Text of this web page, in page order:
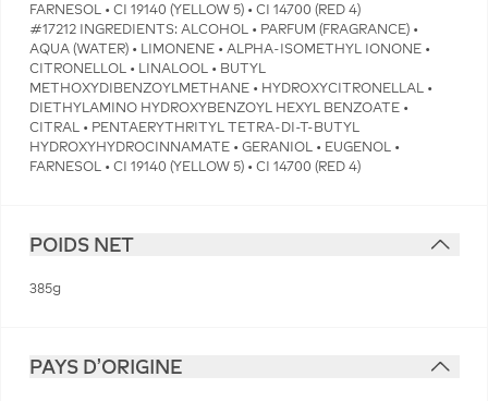
FARNESOL • CI 19140 (YELLOW 5) • CI 14700 (RED 4)
#17212 INGREDIENTS: ALCOHOL • PARFUM (FRAGRANCE) •
AQUA (WATER) • LIMONENE • ALPHA-ISOMETHYL IONONE •
CITRONELLOL • LINALOOL • BUTYL
METHOXYDIBENZOYLMETHANE • HYDROXYCITRONELLAL •
DIETHYLAMINO HYDROXYBENZOYL HEXYL BENZOATE •
CITRAL • PENTAERYTHRITYL TETRA-DI-T-BUTYL
HYDROXYHYDROCINNAMATE • GERANIOL • EUGENOL •
FARNESOL • CI 19140 (YELLOW 5) • CI 14700 (RED 4)
POIDS NET
385g
PAYS D'ORIGINE